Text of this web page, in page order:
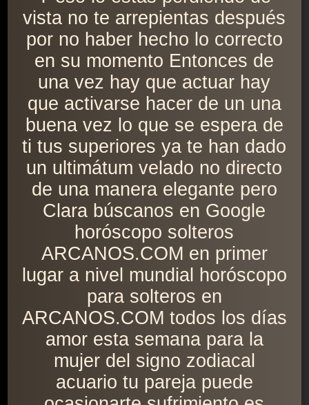
vista no te arrepientas después
por no haber hecho lo correcto
en su momento Entonces de
una vez hay que actuar hay
que activarse hacer de un una
buena vez lo que se espera de
ti tus superiores ya te han dado
un ultimátum velado no directo
de una manera elegante pero
Clara búscanos en Google
horóscopo solteros
ARCANOS.COM en primer
lugar a nivel mundial horóscopo
para solteros en
ARCANOS.COM todos los días
amor esta semana para la
mujer del signo zodiacal
acuario tu pareja puede